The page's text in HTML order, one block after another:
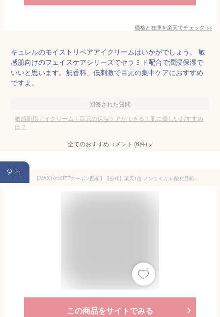
価格と在庫を楽天でチェック >>
キュレルのモイストリペアアイクリームはいかがでしょう。 敏
感肌向けのフェイスケアシリーズでセラミド配合で潤浸保湿で
いいと思います。無香料、低刺激で目元の集中ケアにおすすめ
ですよ。
回答された質問
敏感肌用アイクリーム｜目元の保湿ケアができる！肌に優しいおすすめ
は？
全てのおすすめコメント (6件) >
9th
【MAX10%OFFクーポン配布】【公式】楽天1位 ノンケミカル 酸化亜鉛フリー 石鹸で落ちる 目に染みない 白浮きしない 敏感肌 日焼け止め クリーム SPF40 PA+++ 乾燥肌 無添加 高保湿 セラミド ペプチド ビタミンC ノンアルコール 国産 | ラピスラズリ LLサンスクリーン 25g
この商品をサイトでみる